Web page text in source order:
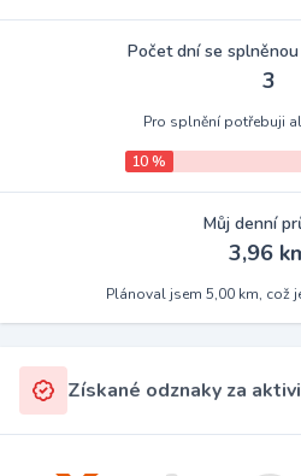
Počet dní se
3
Pro splnění potřebuji
10 %
Můj denní
3,96
Plánoval jsem 5,00 km, což
Získané odznaky za